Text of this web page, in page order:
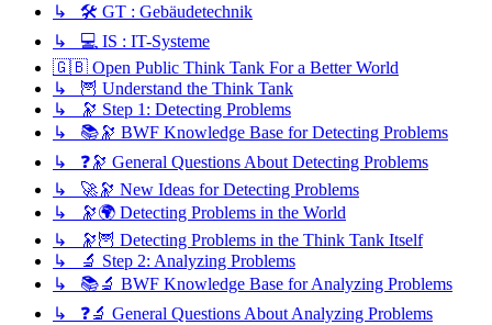
↳ 🛠️ GT : Gebäudetechnik
↳ 💻 IS : IT-Systeme
🇬🇧 Open Public Think Tank For a Better World
↳ 🦉 Understand the Think Tank
↳ 🔭 Step 1: Detecting Problems
↳ 📚🔭 BWF Knowledge Base for Detecting Problems
↳ ❓🔭 General Questions About Detecting Problems
↳ 🚀🔭 New Ideas for Detecting Problems
↳ 🔭🌍 Detecting Problems in the World
↳ 🔭🦉 Detecting Problems in the Think Tank Itself
↳ 🔬 Step 2: Analyzing Problems
↳ 📚🔬 BWF Knowledge Base for Analyzing Problems
↳ ❓🔬 General Questions About Analyzing Problems